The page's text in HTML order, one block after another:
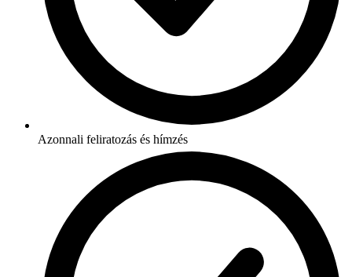
Azonnali feliratozás és hímzés